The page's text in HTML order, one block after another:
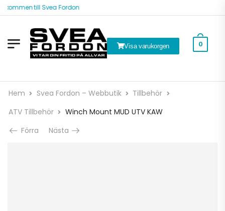
till Svea Fordon
Visa varukorgen 0
Hem Svea Fordon – Webbutik
Tillbehör
ATV Tillbehör
Winch Mount MUD UTV KAW
Förra
Nästa